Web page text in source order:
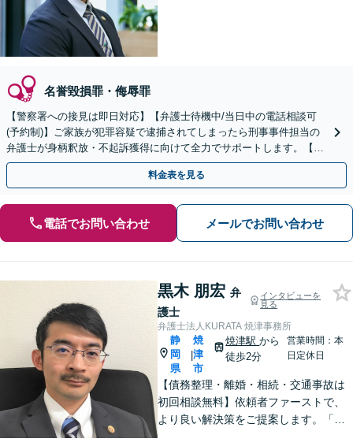
名誉毀損罪・侮辱罪
【警察署への接見は即日対応】【弁護士待機中/当日中の電話相談可
(予約制)】ご家族が犯罪容疑で逮捕されてしまったら刑事事件担当の
弁護士が身柄釈放・不起訴獲得に向けて全力でサポートします。【毎
月100名以上の相談実績】【全国対応】
料金表を見る
電話でお問い合わせ メールでお問い合わせ
黒木 朋宏 弁
護士
インタビューを
見る
弁護士法人KURATA 焼津事務所
静
岡
県
|
焼
津
市
焼津駅から
徒歩2分
営業時間：本
日定休日
【債務整理・離婚・相続・交通事故は
初回相談無料】依頼者ファーストで、
より良い解決策をご提案します。「お